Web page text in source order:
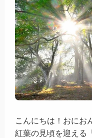
【あさぎ
2020